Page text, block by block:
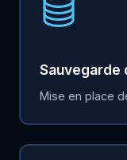
Sauvegarde
Mise en place